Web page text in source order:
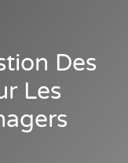
Des
Les